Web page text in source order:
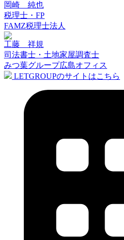
岡崎 純也
税理士・FP
FAMZ税理士法人
工藤 祥規
司法書士・土地家屋調査士
みつ葉グループ広島オフィス
LETGROUPのサイトはこちら